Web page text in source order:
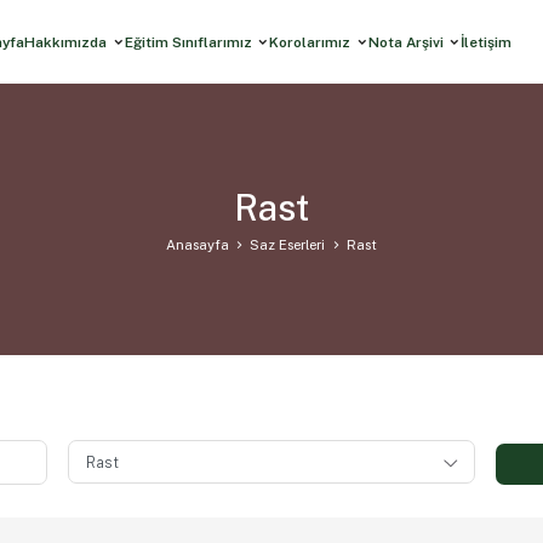
Hakkımızda Eğitim Sınıflarımız Korolarımız Nota Arşivi İletişim
Rast
Anasayfa Saz Eserleri Rast